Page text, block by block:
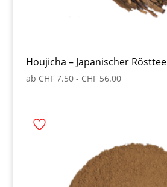
Houjicha – Japanischer Rösttee
ab CHF7.50- CHF56.00